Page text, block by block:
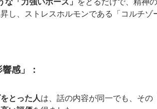
し、ストレスホルモンである「コルチゾ
感」：
とった人は、話の内容が同一でも、その